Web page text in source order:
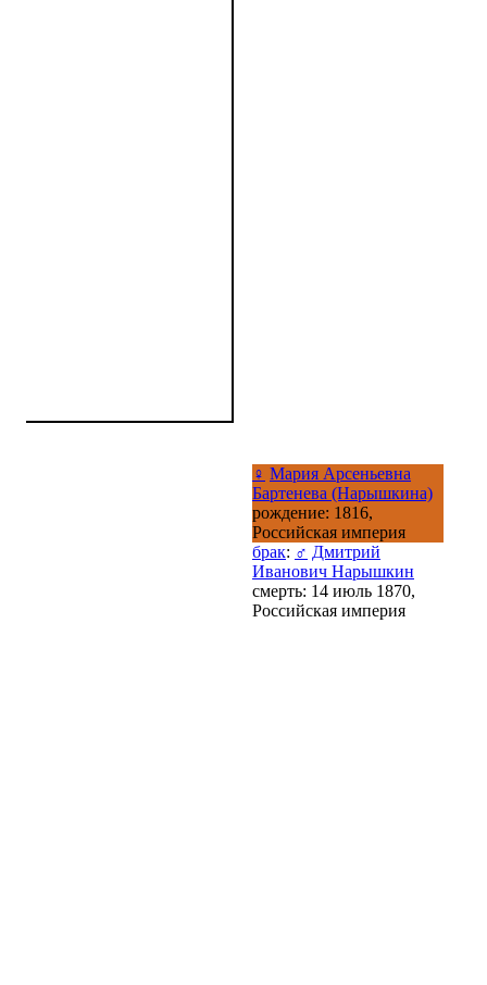
♀ Мария Арсеньевна
Бартенева (Нарышкина)
рождение: 1816,
Российская империя
брак: ♂ Дмитрий
Иванович Нарышкин
смерть: 14 июль 1870,
Российская империя